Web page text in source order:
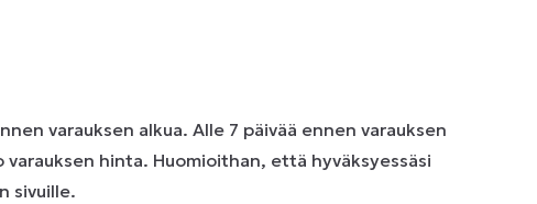
varauksen alkua. Alle 7 päivää ennen varauksen
hinta. Huomioithan, että hyväksyessäsi
sivuille.